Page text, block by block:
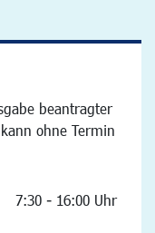
beantragter
ohne Termin
7:30 - 16:00 Uhr